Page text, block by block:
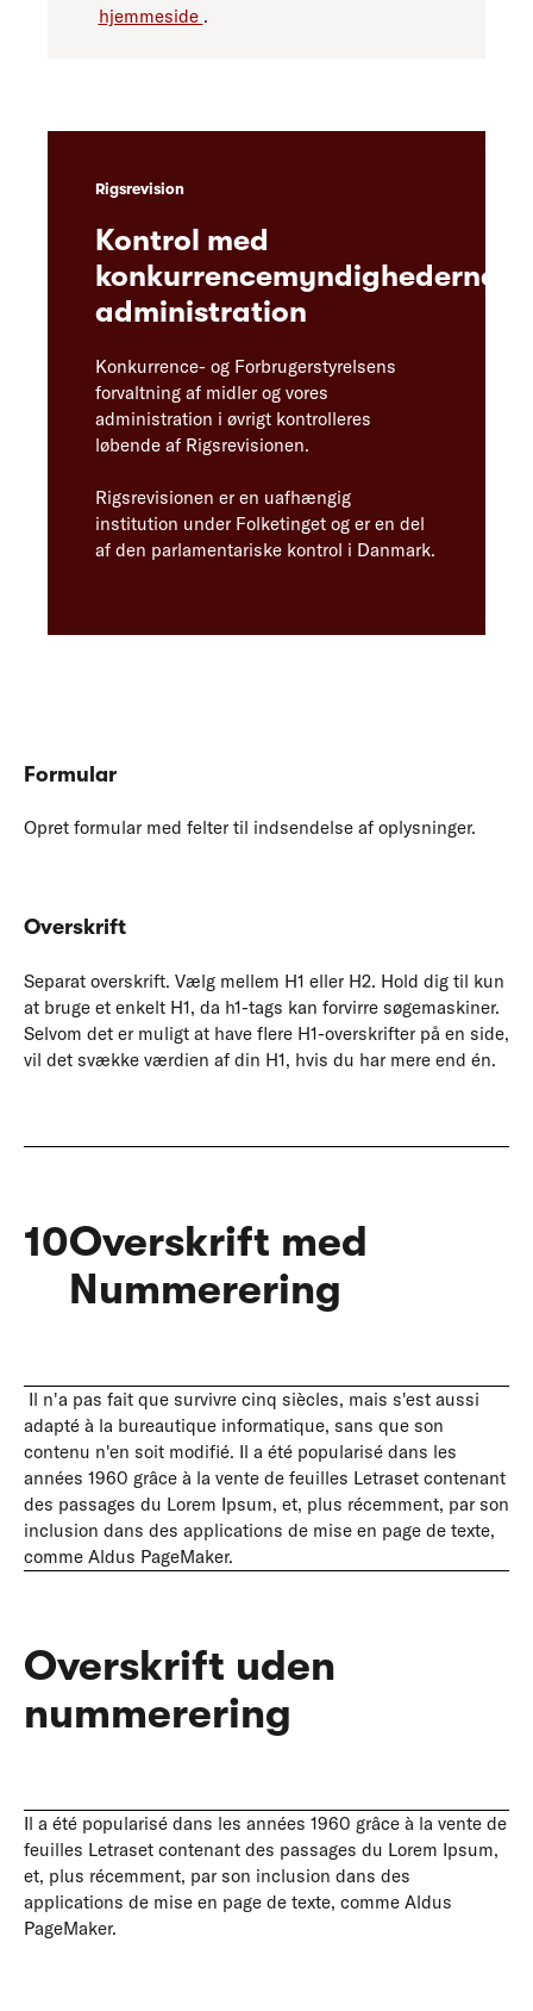
hjemmeside .
Rigsrevision
Kontrol med
konkurrencemyndighedernes
administration
Konkurrence- og Forbrugerstyrelsens
forvaltning af midler og vores
administration i øvrigt kontrolleres
løbende af Rigsrevisionen.
Rigsrevisionen er en uafhængig
institution under Folketinget og er en del
af den parlamentariske kontrol i Danmark.
Formular
Opret formular med felter til indsendelse af oplysninger.
Overskrift
Separat overskrift. Vælg mellem H1 eller H2. Hold dig til kun
at bruge et enkelt H1, da h1-tags kan forvirre søgemaskiner.
Selvom det er muligt at have flere H1-overskrifter på en side,
vil det svække værdien af din H1, hvis du har mere end én.
10Overskrift med
Nummerering
Il n'a pas fait que survivre cinq siècles, mais s'est aussi
adapté à la bureautique informatique, sans que son
contenu n'en soit modifié. Il a été popularisé dans les
années 1960 grâce à la vente de feuilles Letraset contenant
des passages du Lorem Ipsum, et, plus récemment, par son
inclusion dans des applications de mise en page de texte,
comme Aldus PageMaker.
Overskrift uden
nummerering
Il a été popularisé dans les années 1960 grâce à la vente de
feuilles Letraset contenant des passages du Lorem Ipsum,
et, plus récemment, par son inclusion dans des
applications de mise en page de texte, comme Aldus
PageMaker.